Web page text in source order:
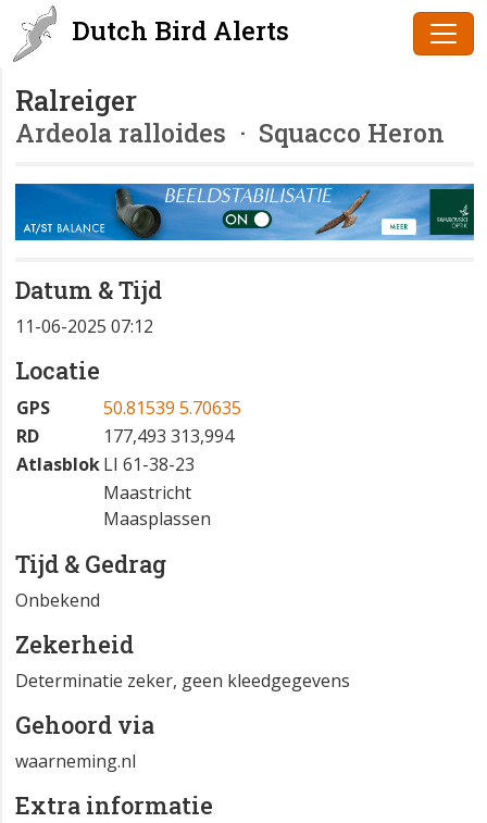
Dutch Bird Alerts
Ralreiger
Ardeola ralloides · Squacco Heron
Datum & Tijd
11-06-2025 07:12
Locatie
GPS
50.81539 5.70635
RD
177,493 313,994
AtlasblokLI 61-38-23
Maastricht
Maasplassen
Tijd & Gedrag
Onbekend
Zekerheid
Determinatie zeker, geen kleedgegevens
Gehoord via
waarneming.nl
Extra informatie